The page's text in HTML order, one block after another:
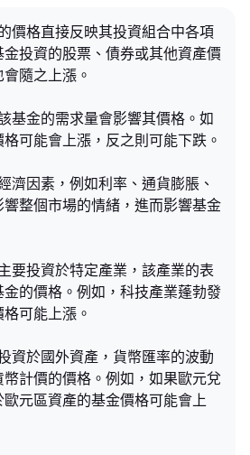
價格直接反映其投資組合中各項
投資的股票、債券或其他資產價
隨之上漲。
基金的需求量會影響其價格。如
可能會上漲，反之則可能下跌。
濟因素，例如利率、通貨膨脹、
整個市場的情緒，進而影響基金
要投資於特定產業，該產業的表
的價格。例如，科技產業蓬勃發
可能上漲。
資於國外資產，貨幣匯率的波動
計價的價格。例如，如果歐元兌
元區資產的基金價格可能會上